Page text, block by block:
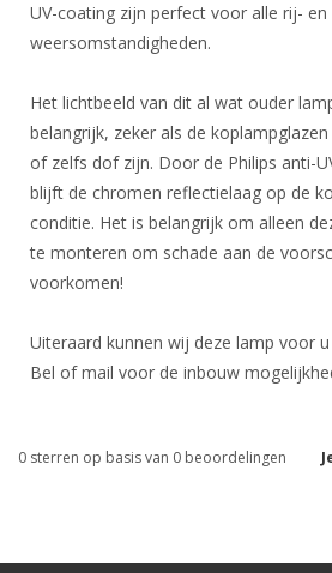
UV-coating zijn perfect voor alle rij- en
weersomstandigheden.
Het lichtbeeld van dit al wat ouder
belangrijk, zeker als de
of zelfs dof zijn. Door de Philips anti-
blijft de chromen reflectielaag op de
conditie. Het is belangrijk om alleen
te monteren om schade aan de
voorkomen!
Uiteraard kunnen wij deze lamp voor u
Bel of mail voor de inbouw
0 sterren op basis van 0 beoordelingen